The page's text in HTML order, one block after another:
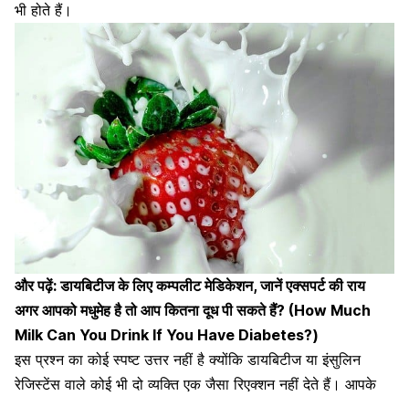
भी होते हैं।
और पढ़ें:डायबिटीज के लिए कम्पलीट मेडिकेशन, जानें एक्सपर्ट की राय
अगर आपको मधुमेह है तो आप कितना दूध पी सकते हैं? (How Much
Milk Can You Drink If You Have Diabetes?)
इस प्रश्न का कोई स्पष्ट उत्तर नहीं है क्योंकि डायबिटीज याइंसुलिन
रेजिस्टेंस वाले कोई भी दो व्यक्तिएक जैसा रिएक्शन नहीं देते हैं। आपके